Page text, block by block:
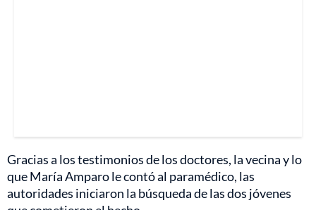
Gracias a los testimonios de los doctores, la vecina y lo
que María Amparo le contó al paramédico, las
autoridades iniciaron la búsqueda de las dos jóvenes